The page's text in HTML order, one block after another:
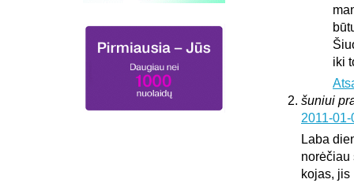
iki
šuniui
2011-
Laba
norėčiau
kojas,